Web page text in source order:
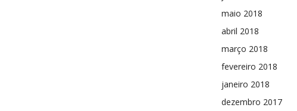
maio 2018
abril 2018
março 2018
fevereiro 2018
janeiro 2018
dezembro 2017